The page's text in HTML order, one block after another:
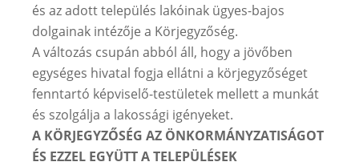
és az adott település lakóinak ügyes-bajos
dolgainak intézője a Körjegyzőség.
A változás csupán abból áll, hogy a jövőben
egységes hivatal fogja ellátni a körjegyzőséget
fenntartó képviselő-testületek mellett a munkát
és szolgálja a lakossági igényeket.
A KÖRJEGYZŐSÉG AZ ÖNKORMÁNYZATISÁGOT
ÉS EZZEL EGYÜTT A TELEPÜLÉSEK